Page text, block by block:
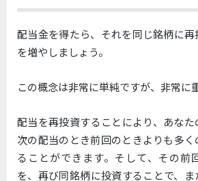
配当金を得たら、それを同じ銘柄に
を増やしましょう。
この概念は非常に単純ですが、非常に
配当を再投資することにより、あなた
次の配当のとき前回のときよりも多
ることができます。そして、その前
を、再び同銘柄に投資することで、